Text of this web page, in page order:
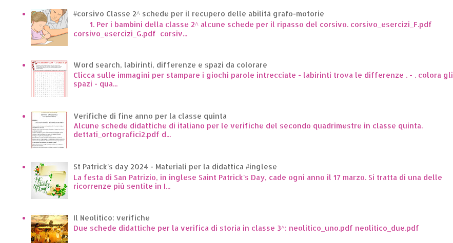
#corsivo Classe 2^ schede per il recupero delle abilità grafo-motorie
1. Per i bambini della classe 2^ alcune schede per il ripasso del corsivo. corsivo_esercizi_F.pdf
corsivo_esercizi_G.pdf corsiv...
Word search, labirinti, differenze e spazi da colorare
Clicca sulle immagini per stampare i giochi parole intrecciate - labirinti trova le differenze . - . colora gli
spazi - qua...
Verifiche di fine anno per la classe quinta
Alcune schede didattiche di italiano per le verifiche del secondo quadrimestre in classe quinta.
dettati_ortografici2.pdf d...
St Patrick's day 2024 - Materiali per la didattica #inglese
La festa di San Patrizio, in inglese Saint Patrick's Day, cade ogni anno il 17 marzo. Si tratta di una delle
ricorrenze più sentite in I...
Il Neolitico: verifiche
Due schede didattiche per la verifica di storia in classe 3^: neolitico_uno.pdf neolitico_due.pdf